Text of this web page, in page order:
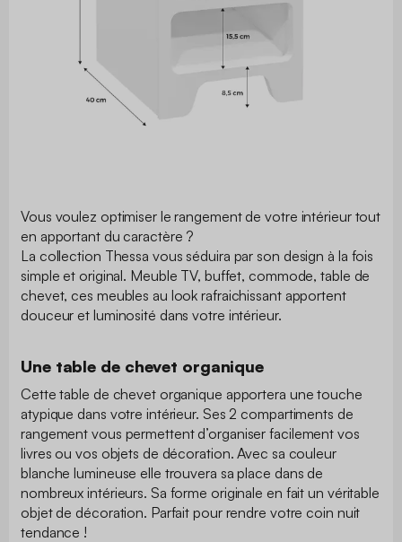
Vous voulez optimiser le rangement de votre intérieur tout
en apportant du caractère ?
La collection Thessa vous séduira par son design à la fois
simple et original. Meuble TV, buffet, commode, table de
chevet, ces meubles au look rafraichissant apportent
douceur et luminosité dans votre intérieur.
Une table de chevet organique
Cette table de chevet organique apportera une touche
atypique dans votre intérieur. Ses 2 compartiments de
rangement vous permettent d’organiser facilement vos
livres ou vos objets de décoration. Avec sa couleur
blanche lumineuse elle trouvera sa place dans de
nombreux intérieurs. Sa forme originale en fait un véritable
objet de décoration. Parfait pour rendre votre coin nuit
tendance !